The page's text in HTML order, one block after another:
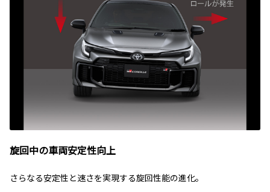
旋回中の車両安定性向上
さらなる安定性と速さを実現する旋回性能の進化。